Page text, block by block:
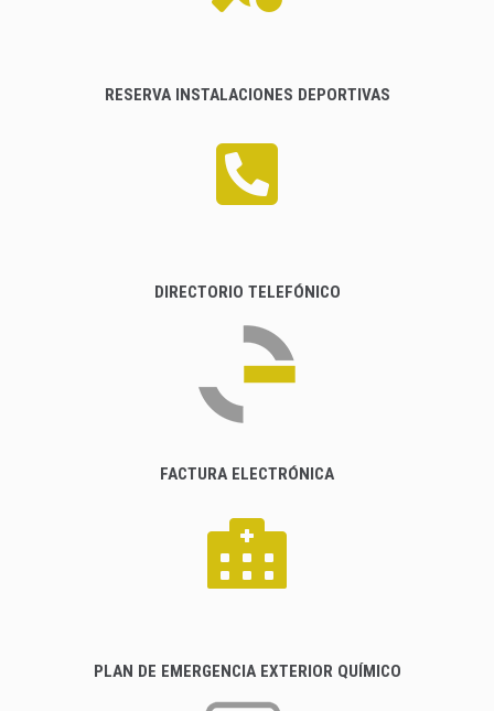
RESERVA INSTALACIONES DEPORTIVAS
DIRECTORIO TELEFÓNICO
FACTURA ELECTRÓNICA
PLAN DE EMERGENCIA EXTERIOR QUÍMICO